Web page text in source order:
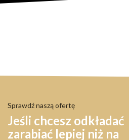
Sprawdź naszą ofertę
Jeśli chcesz odkładać
zarabiać lepiej niż na